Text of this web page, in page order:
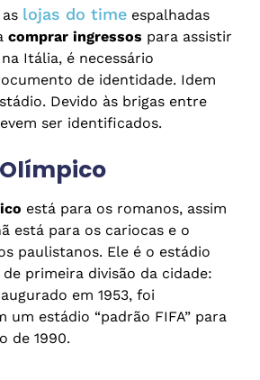
lojas do time espalhadas
comprar ingressos para assistir
Itália, é necessário
de identidade. Idem
Devido às brigas entre
ser identificados.
está para os romanos, assim
está para os cariocas e o
paulistanos. Ele é o estádio
primeira divisão da cidade:
em 1953, foi
um estádio “padrão FIFA” para
de 1990.